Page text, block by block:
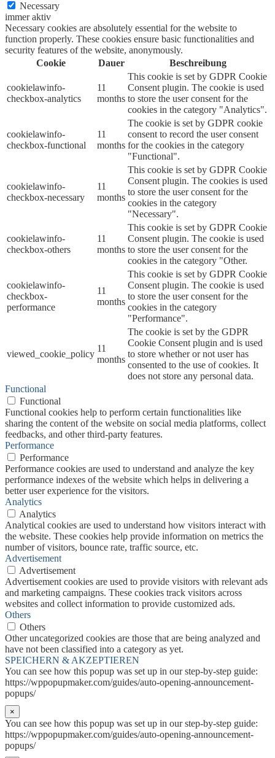
Necessary
immer aktiv
Necessary cookies are absolutely essential for the website to
function properly. These cookies ensure basic functionalities and
security features of the website, anonymously.
Cookie
Dauer Beschreibung
cookielawinfo-
checkbox-analytics
11
months
This cookie is set by GDPR Cookie
Consent plugin. The cookie is used
to store the user consent for the
cookies in the category "Analytics".
cookielawinfo-
checkbox-functional
11
months
The cookie is set by GDPR cookie
consent to record the user consent
for the cookies in the category
"Functional".
cookielawinfo-
checkbox-necessary
11
months
This cookie is set by GDPR Cookie
Consent plugin. The cookies is used
to store the user consent for the
cookies in the category
"Necessary".
cookielawinfo-
checkbox-others
11
months
This cookie is set by GDPR Cookie
Consent plugin. The cookie is used
to store the user consent for the
cookies in the category "Other.
cookielawinfo-
checkbox-
performance
11
months
This cookie is set by GDPR Cookie
Consent plugin. The cookie is used
to store the user consent for the
cookies in the category
"Performance".
viewed_cookie_policy
11
months
The cookie is set by the GDPR
Cookie Consent plugin and is used
to store whether or not user has
consented to the use of cookies. It
does not store any personal data.
Functional
Functional
Functional cookies help to perform certain functionalities like
sharing the content of the website on social media platforms, collect
feedbacks, and other third-party features.
Performance
Performance
Performance cookies are used to understand and analyze the key
performance indexes of the website which helps in delivering a
better user experience for the visitors.
Analytics
Analytics
Analytical cookies are used to understand how visitors interact with
the website. These cookies help provide information on metrics the
number of visitors, bounce rate, traffic source, etc.
Advertisement
Advertisement
Advertisement cookies are used to provide visitors with relevant ads
and marketing campaigns. These cookies track visitors across
websites and collect information to provide customized ads.
Others
Others
Other uncategorized cookies are those that are being analyzed and
have not been classified into a category as yet.
SPEICHERN & AKZEPTIEREN
You can see how this popup was set up in our step-by-step guide:
https://wppopupmaker.com/guides/auto-opening-announcement-
popups/
×
You can see how this popup was set up in our step-by-step guide:
https://wppopupmaker.com/guides/auto-opening-announcement-
popups/